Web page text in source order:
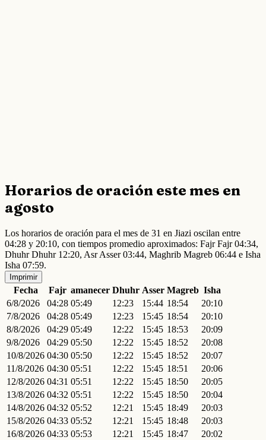
Horarios de oración este mes en
agosto
Los horarios de oración para el mes de 31 en Jiazi oscilan entre
04:28 y 20:10, con tiempos promedio aproximados: Fajr Fajr 04:34,
Dhuhr Dhuhr 12:20, Asr Asser 03:44, Maghrib Magreb 06:44 e Isha
Isha 07:59.
Imprimir
Fecha Fajr amanecer Dhuhr Asser Magreb Isha
6/8/2026
04:28 05:49 12:23 15:44 18:54
20:10
7/8/2026
04:28 05:49 12:23 15:45 18:54
20:10
8/8/2026
04:29 05:49 12:22 15:45 18:53
20:09
9/8/2026
04:29 05:50 12:22 15:45 18:52
20:08
10/8/2026 04:30 05:50 12:22 15:45 18:52
20:07
11/8/2026 04:30 05:51 12:22 15:45 18:51
20:06
12/8/2026 04:31 05:51 12:22 15:45 18:50
20:05
13/8/2026 04:32 05:51 12:22 15:45 18:50
20:04
14/8/2026 04:32 05:52 12:21 15:45 18:49
20:03
15/8/2026 04:33 05:52 12:21 15:45 18:48
20:03
16/8/2026 04:33 05:53 12:21 15:45 18:47
20:02